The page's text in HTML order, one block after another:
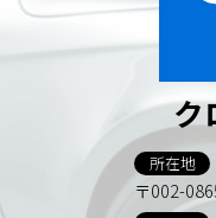
ク
所在地
〒002-